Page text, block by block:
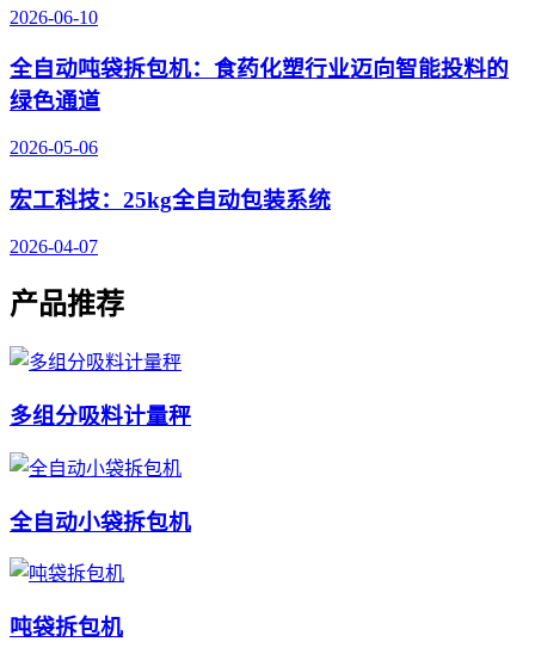
2026-06-10
全自动吨袋拆包机：食药化塑行业迈向智能投料的
绿色通道
2026-05-06
宏工科技：25kg全自动包装系统
2026-04-07
产品推荐
多组分吸料计量秤
全自动小袋拆包机
吨袋拆包机